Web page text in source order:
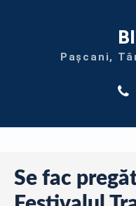
Pașcani,
Se fac